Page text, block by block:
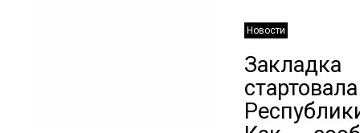
Новости